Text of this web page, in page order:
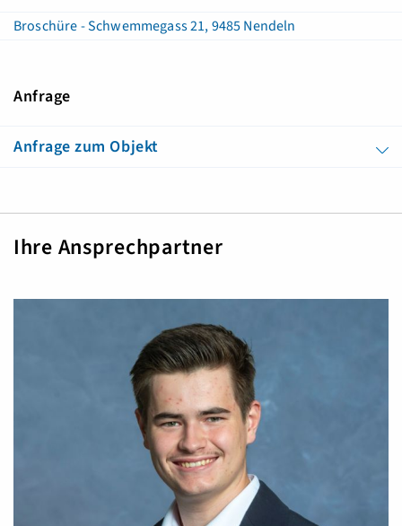
Broschüre - Schwemmegass 21, 9485 Nendeln
Anfrage
Anfrage zum Objekt
Ihre Ansprechpartner